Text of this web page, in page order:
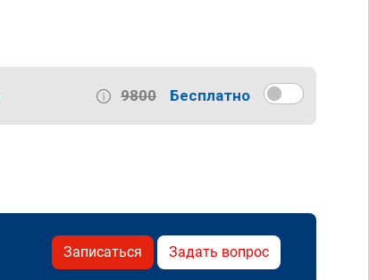
9800 Бесплатно
Записаться Задать вопрос